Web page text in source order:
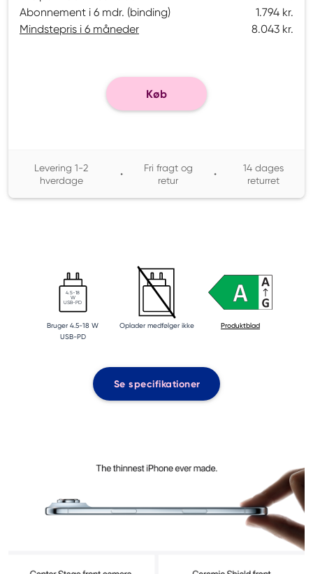
Abonnement i 6 mdr. (binding)
1.794 kr.
Mindstepris i 6 måneder
8.043 kr.
Køb
Levering 1-2
hverdage
•
Fri fragt og
retur
•
14 dages
returret
4.5-18
W
USB-PD
Bruger 4.5-18 W
USB-PD
Oplader medfølger ikke Produktblad
Se specifikationer